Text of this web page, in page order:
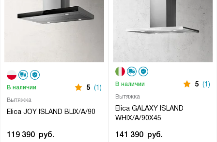
Вытяжка
Elica JOY ISLAND BLIX/A/90
В наличии 5 (1)
119 390 руб.
Вытяжка
Elica GALAXY ISLAND
WHIX/A/90X45
В наличии 5 (1)
141 390 руб.